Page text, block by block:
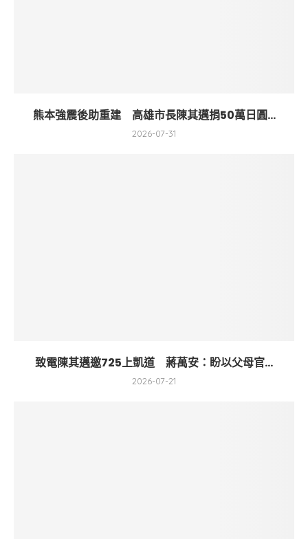
熊本強震後助重建 高雄市長陳其邁捐50萬日圓...
2026-07-31
致電陳其邁邀725上凱道 蔣萬安：盼以父母官...
2026-07-21